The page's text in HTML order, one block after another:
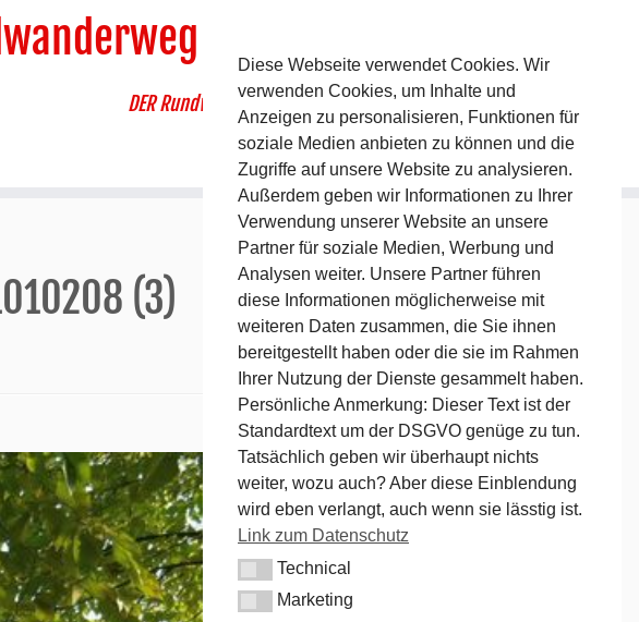
DER Rundwanderweg um Pommelsbrunn
(3)
Diese Webseite verwendet Cookies. Wir
verwenden Cookies, um Inhalte und
Anzeigen zu personalisieren, Funktionen für
soziale Medien anbieten zu können und die
Zugriffe auf unsere Website zu analysieren.
Außerdem geben wir Informationen zu Ihrer
Verwendung unserer Website an unsere
Partner für soziale Medien, Werbung und
Analysen weiter. Unsere Partner führen
diese Informationen möglicherweise mit
weiteren Daten zusammen, die Sie ihnen
bereitgestellt haben oder die sie im Rahmen
Ihrer Nutzung der Dienste gesammelt haben.
Persönliche Anmerkung: Dieser Text ist der
Standardtext um der DSGVO genüge zu tun.
Tatsächlich geben wir überhaupt nichts
weiter, wozu auch? Aber diese Einblendung
wird eben verlangt, auch wenn sie lässtig ist.
Link zum Datenschutz
TechnicalTechnical
MarketingMarketing